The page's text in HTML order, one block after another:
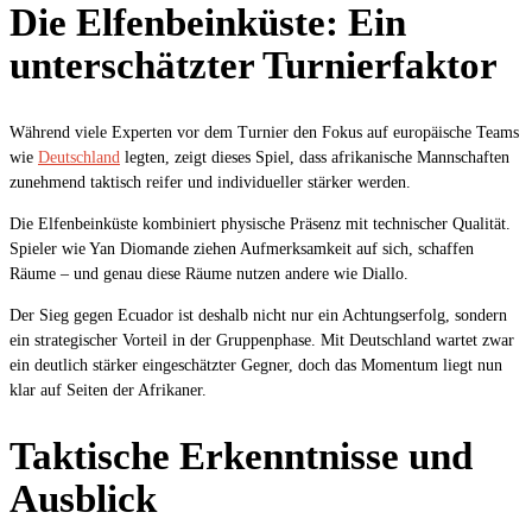
Die Elfenbeinküste: Ein
unterschätzter Turnierfaktor
Während viele Experten vor dem Turnier den Fokus auf europäische Teams
wie Deutschland legten, zeigt dieses Spiel, dass afrikanische Mannschaften
zunehmend taktisch reifer und individueller stärker werden.
Die Elfenbeinküste kombiniert physische Präsenz mit technischer Qualität.
Spieler wie Yan Diomande ziehen Aufmerksamkeit auf sich, schaffen
Räume – und genau diese Räume nutzen andere wie Diallo.
Der Sieg gegen Ecuador ist deshalb nicht nur ein Achtungserfolg, sondern
ein strategischer Vorteil in der Gruppenphase. Mit Deutschland wartet zwar
ein deutlich stärker eingeschätzter Gegner, doch das Momentum liegt nun
klar auf Seiten der Afrikaner.
Taktische Erkenntnisse und
Ausblick